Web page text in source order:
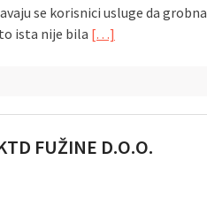
se korisnici usluge da grobna
ista nije bila […]
FUŽINE D.O.O.